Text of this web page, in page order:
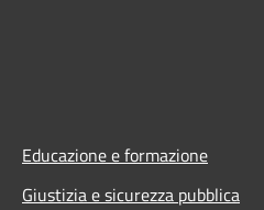
Educazione e formazione
Giustizia e sicurezza pubblica